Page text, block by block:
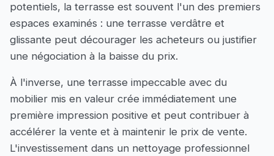
potentiels, la terrasse est souvent l'un des premiers
espaces examinés : une terrasse verdâtre et
glissante peut décourager les acheteurs ou justifier
une négociation à la baisse du prix.
À l'inverse, une terrasse impeccable avec du
mobilier mis en valeur crée immédiatement une
première impression positive et peut contribuer à
accélérer la vente et à maintenir le prix de vente.
L'investissement dans un nettoyage professionnel